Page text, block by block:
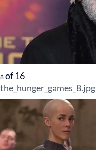
8 of 16
the_hunger_games_8.jpg